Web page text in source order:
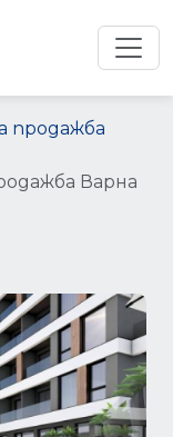
продажба
Варна